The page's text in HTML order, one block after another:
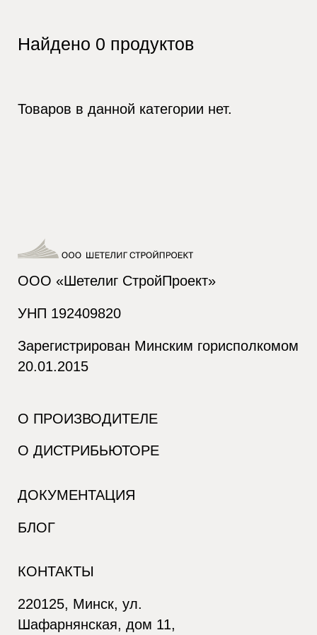
Найдено 0 продуктов
Товаров в данной категории нет.
ООО «Шетелиг СтройПроект»
УНП 192409820
Зарегистрирован Минским горисполкомом
20.01.2015
О ПРОИЗВОДИТЕЛЕ
О ДИСТРИБЬЮТОРЕ
ДОКУМЕНТАЦИЯ
БЛОГ
КОНТАКТЫ
220125, Минск, ул.
Шафарнянская, дом 11,